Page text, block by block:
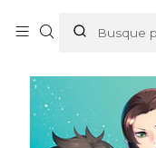
THE RISING OF